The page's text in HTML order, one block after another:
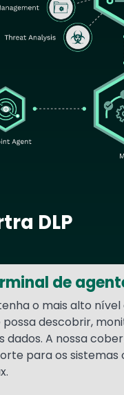
DLP
de
o mais alto
possa descobrir,
dados. A nossa
para os sistemas